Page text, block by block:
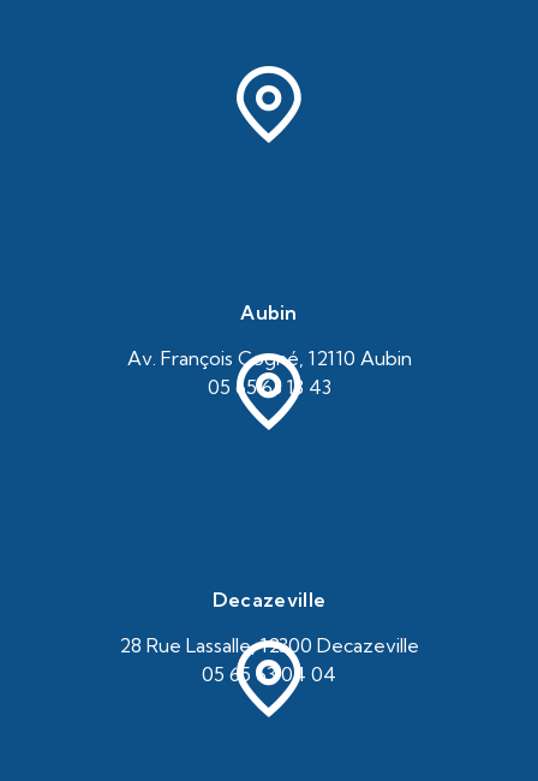
Aubin
Av. François Cogné, 12110 Aubin
05 65 63 13 43
Decazeville
28 Rue Lassalle, 12300 Decazeville
05 65 63 04 04